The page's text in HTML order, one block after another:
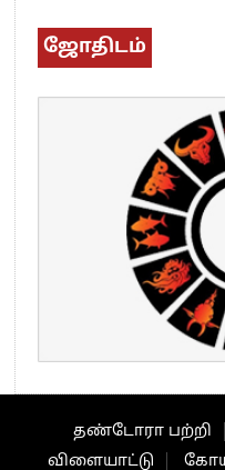
ஜோதிடம்
தண்டோரா பற்றி
விளையாட்டு